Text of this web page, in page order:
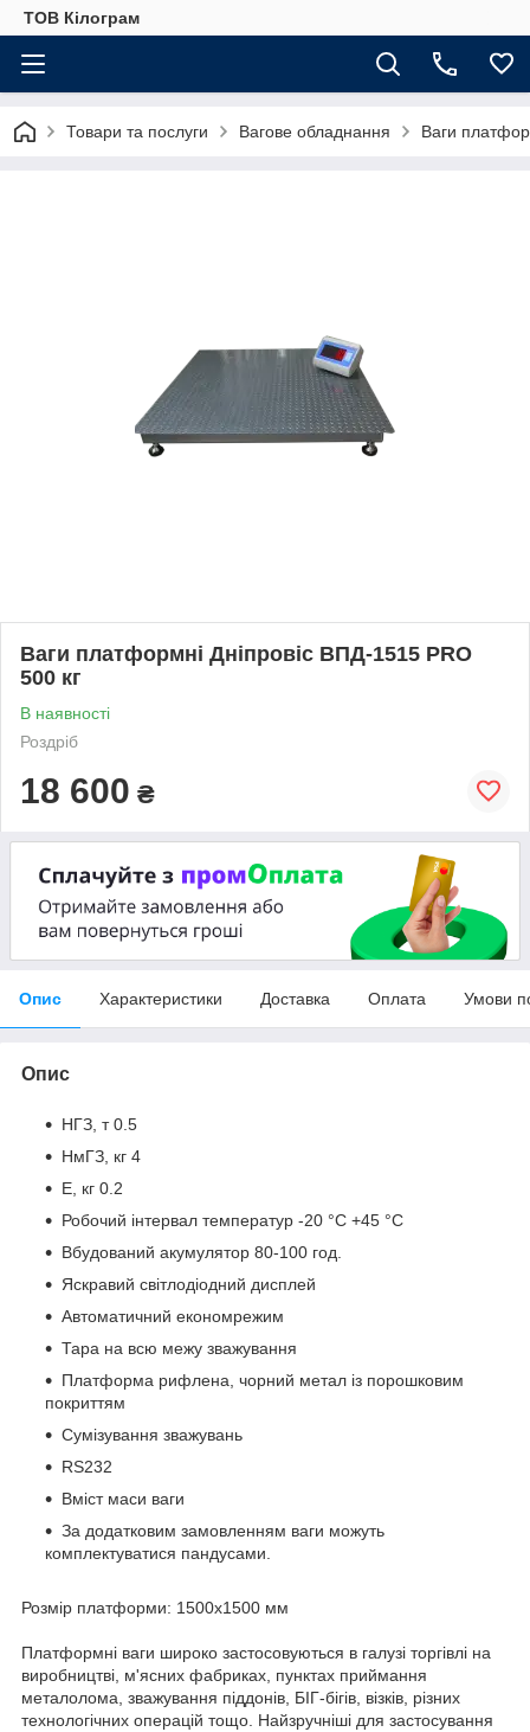
ТОВ Кілограм
Товари та послуги Вагове обладнання Ваги
Ваги платформні Дніпровіс ВПД-1515 PRO
500 кг
В наявності
Роздріб
18 600 ₴
Опис Характеристики Доставка Оплата Умови
Опис
НГЗ, т 0.5
НмГЗ, кг 4
Е, кг 0.2
Робочий інтервал температур -20 °C +45 °C
Вбудований акумулятор 80-100 год.
Яскравий світлодіодний дисплей
Автоматичний економрежим
Тара на всю межу зважування
Платформа рифлена, чорний метал із порошковим
покриттям
Сумізування зважувань
RS232
Вміст маси ваги
За додатковим замовленням ваги можуть
комплектуватися пандусами.
Розмір платформи: 1500х1500 мм
Платформні ваги широко застосовуються в галузі торгівлі на
виробництві, м'ясних фабриках, пунктах приймання
металолома, зважування піддонів, БІГ-бігів, візків, різних
технологічних операцій тощо. Найзручніші для застосування